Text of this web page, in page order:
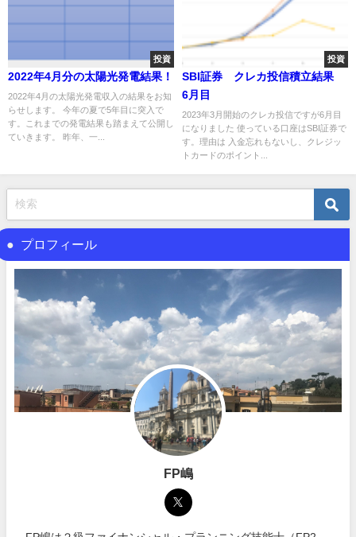
投資
2022年4月分の太陽光発電結果！
2022年4月の太陽光発電収入の結果をお知
らせします。 今年の夏で5年目に突入で
す。これまでの発電結果も踏まえて公開し
ていきます。 昨年、一...
投資
SBI証券 クレカ投信積立結果
6月目
2023年3月開始のクレカ投信ですが6月目
になりました 使っている口座はSBI証券で
す。理由は 入金忘れもないし、クレジッ
トカードのポイント...
プロフィール
FP嶋